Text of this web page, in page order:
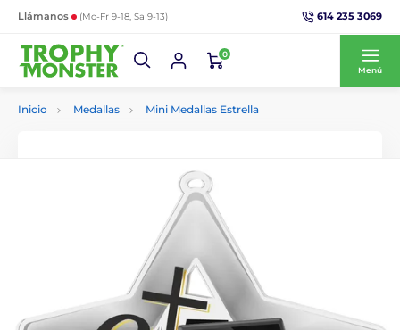
Llámanos (Mo-Fr 9-18, Sa 9-13) 614 235 3069
0
Menú
Inicio Medallas Mini Medallas Estrella